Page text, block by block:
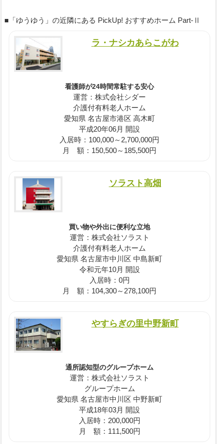
■「ゆうゆう」の近隣にある PickUp! おすすめホーム Part-Ⅱ
ラ・ナシカあらこがわ
看護師が24時間常駐する安心
運営：株式会社シダー
介護付有料老人ホーム
愛知県 名古屋市港区 高木町
平成20年06月 開設
入居時：100,000～2,700,000円
月 額：150,500～185,500円
ソラスト高畑
買い物や外出に便利な立地
運営：株式会社ソラスト
介護付有料老人ホーム
愛知県 名古屋市中川区 中島新町
令和元年10月 開設
入居時：0円
月 額：104,300～278,100円
やすらぎの里中野新町
通所認知型のグループホーム
運営：株式会社ソラスト
グループホーム
愛知県 名古屋市中川区 中野新町
平成18年03月 開設
入居時：200,000円
月 額：111,500円